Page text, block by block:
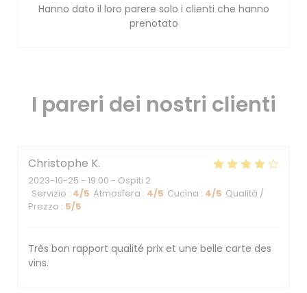
I pareri dei nostri clienti
Christophe K
2023-10-25 - 19:00 - Ospiti 2
Servizio : 4/5 Atmosfera : 4/5 Cucina : 4/5 Qualità /
Prezzo : 5/5
Très bon rapport qualité prix et une belle carte des
vins.
Hanno dato il loro parere solo i clienti che hanno
prenotato